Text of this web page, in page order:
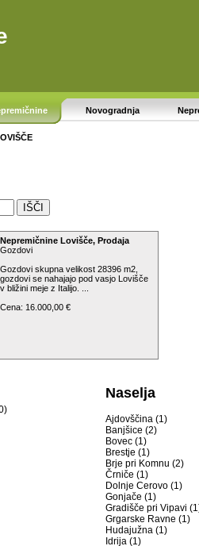
Novogradnja
Nepremičnine Lovišče, Prodaja
Gozdovi
Gozdovi skupna velikost 28396 m2,
gozdovi se nahajajo pod vasjo Lovišče
v bližini meje z Italijo. ...
Cena: 16.000,00 €
Naselja
Ajdovščina (1)
Banjšice (2)
Bovec (1)
Brestje (1)
Brje pri Komnu (2)
Črniče (1)
Dolnje Cerovo (1)
Gonjače (1)
Gradišče pri Vipavi
Grgarske Ravne (1)
Hudajužna (1)
Idrija (1)